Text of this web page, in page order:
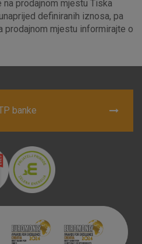
prodajnom mjestu Tiska
definiranih iznosa, pa
prodajnom mjestu informirajte o
banke